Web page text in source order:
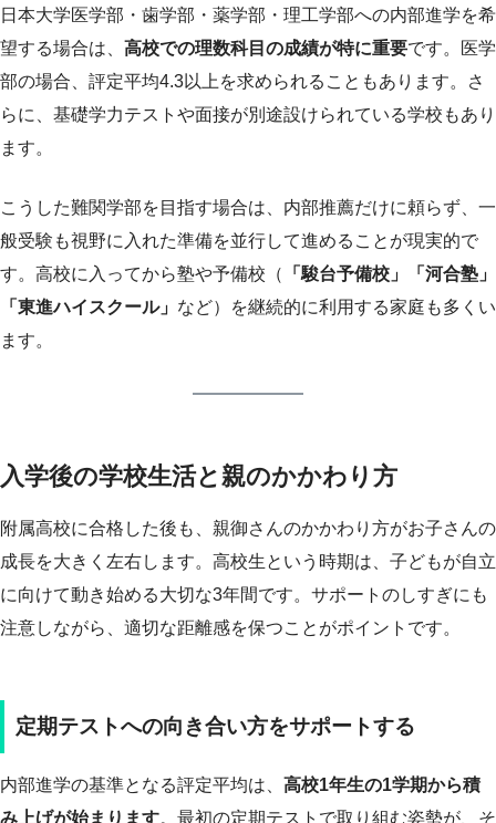
日本大学医学部・歯学部・薬学部・理工学部への内部進学を希
望する場合は、 高校での理数科目の成績が特に重要です。医学
部の場合、評定平均4.3以上を求められることもあります。さ
らに、基礎学力テストや面接が別途設けられている学校もあり
ます。
こうした難関学部を目指す場合は、内部推薦だけに頼らず、一
般受験も視野に入れた準備を並行して進めることが現実的で
す。高校に入ってから塾や予備校（
「駿台予備校」「河合塾」
「東進ハイスクール」 など）を継続的に利用する家庭も多くい
ます。
入学後の学校生活と親のかかわり方
附属高校に合格した後も、親御さんのかかわり方がお子さんの
成長を大きく左右します。高校生という時期は、子どもが自立
に向けて動き始める大切な3年間です。サポートのしすぎにも
注意しながら、適切な距離感を保つことがポイントです。
定期テストへの向き合い方をサポートする
内部進学の基準となる評定平均は、 高校1年生の1学期から積
み上げが始まります。最初の定期テストで取り組む姿勢が、そ